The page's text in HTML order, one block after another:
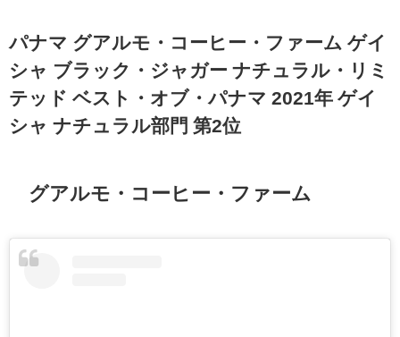
パナマ グアルモ・コーヒー・ファーム ゲイ
シャ ブラック・ジャガー ナチュラル・リミ
テッド ベスト・オブ・パナマ 2021年 ゲイ
シャ ナチュラル部門 第2位
グアルモ・コーヒー・ファーム